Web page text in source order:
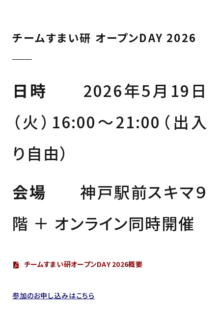
チームすまい研 オープンDAY 2026
日時 2026年5月19日
（火）16:00〜21:00（出入
り自由）
会場神戸駅前スキマ９
階 ＋ オンライン同時開催
チームすまい研オープンDAY 2026概要
参加のお申し込みはこちら